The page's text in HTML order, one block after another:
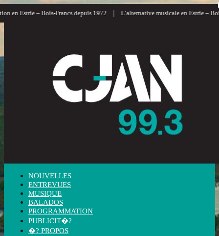
Estrie – Bois-Francs depuis 1972 | L’alternative musicale en Estrie – Bois-
NOUVELLES
ENTREVUES
MUSIQUE
BALADOS
PROGRAMMATION
PUBLICIT�?
�? PROPOS